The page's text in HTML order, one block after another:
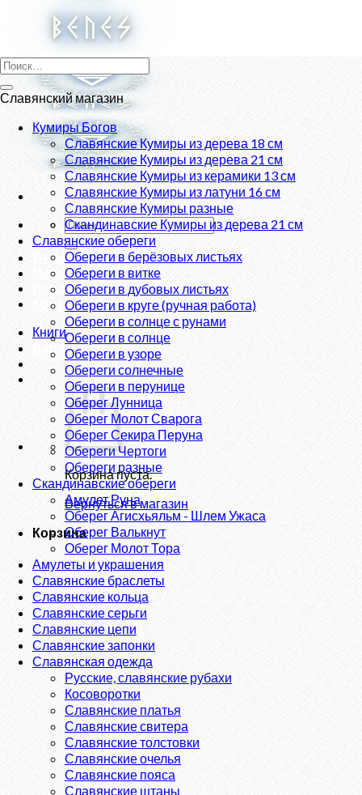
Искать:
О нас
Магазин
Новости
Контакты
Книги
Вход
Корзина пуста.
Вернуться в магазин
Корзина
Искать:
Славянский магазин
Кумиры Богов
Славянские Кумиры из дерева 18 см
Славянские Кумиры из дерева 21 см
Славянские Кумиры из керамики 13 см
Славянские Кумиры из латуни 16 см
Славянские Кумиры разные
Скандинавские Кумиры из дерева 21 см
Славянские обереги
Обереги в берёзовых листьях
Обереги в витке
Обереги в дубовых листьях
Обереги в круге (ручная работа)
Обереги в солнце с рунами
Обереги в солнце
Обереги в узоре
Обереги солнечные
Обереги в перунице
Оберег Лунница
Оберег Молот Сварога
Оберег Секира Перуна
Обереги Чертоги
Обереги разные
Скандинавские обереги
Амулет Руна
Оберег Агисхьяльм - Шлем Ужаса
Оберег Валькнут
Оберег Молот Тора
Амулеты и украшения
Славянские браслеты
Славянские кольца
Славянские серьги
Славянские цепи
Славянские запонки
Славянская одежда
Русские, славянские рубахи
Косоворотки
Славянские платья
Славянские свитера
Славянские толстовки
Славянские очелья
Славянские пояса
Славянские штаны